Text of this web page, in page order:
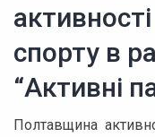
спорту в
“Активні
Полтавщина